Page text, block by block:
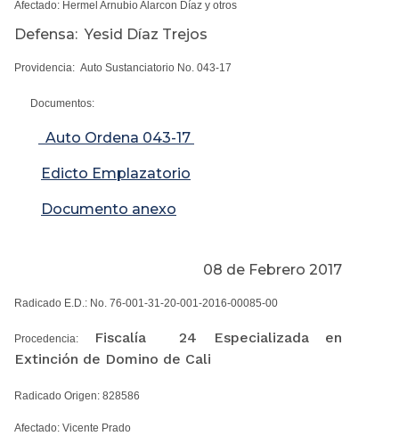
Afectado: Hermel Arnubio Alarcon Díaz y otros
Defensa: Yesid Díaz Trejos
Providencia: Auto Sustanciatorio No. 043-17
Documentos:
Auto Ordena 043-17
Edicto Emplazatorio
Documento anexo
08 de Febrero 2017
Radicado E.D.: No. 76-001-31-20-001-2016-00085-00
Procedencia:
Fiscalía 24 Especializada en
Extinción de Domino de Cali
Radicado Origen: 828586
Afectado: Vicente Prado